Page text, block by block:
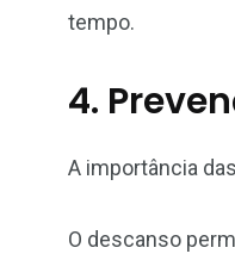
tempo.
4.
A importância
O descanso